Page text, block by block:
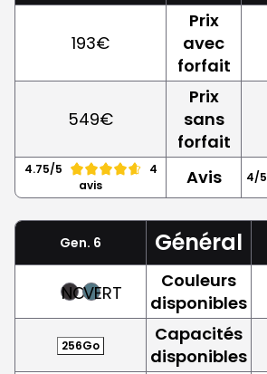
193€
Prix
avec
forfait
549€
Prix
sans
forfait
4.75/5
4
avis
Avis 4/5
Gen. 6 Général
NOIRVERT
Couleurs
disponibles
256Go
Capacités
disponibles